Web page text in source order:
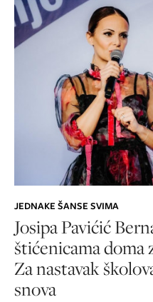
JEDNAKE ŠANSE SVIMA
Josipa Pavićić
štićenicama doma
Za nastavak
snova